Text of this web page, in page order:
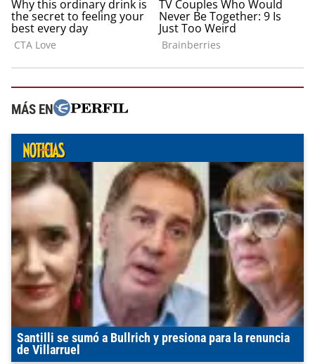
MÁS EN
Santilli se sumó a Bullrich y presiona para la renuncia
de Villarruel